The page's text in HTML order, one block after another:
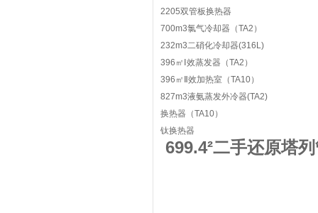
2205双管板换热器
700m3氯气冷却器（TA2）
232m3二硝化冷却器(316L)
396㎡Ⅰ效蒸发器（TA2）
396㎡Ⅱ效加热室（TA10）
827m3液氨蒸发外冷器(TA2)
换热器（TA10）
钛换热器
699.4²二手还原塔